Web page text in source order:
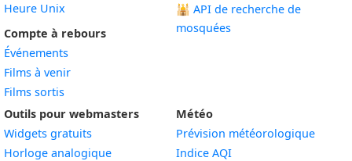
Heure Unix
Compte à rebours
Événements
Films à venir
Films sortis
🕌 API de recherche de
mosquées
Outils pour webmasters
Widgets gratuits
Horloge analogiqueWidget
Météo
Prévision météorologique
Indice AQI